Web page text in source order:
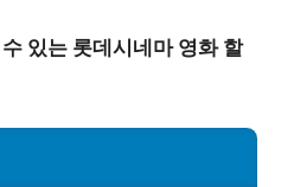
있는 롯데시네마 영화 할